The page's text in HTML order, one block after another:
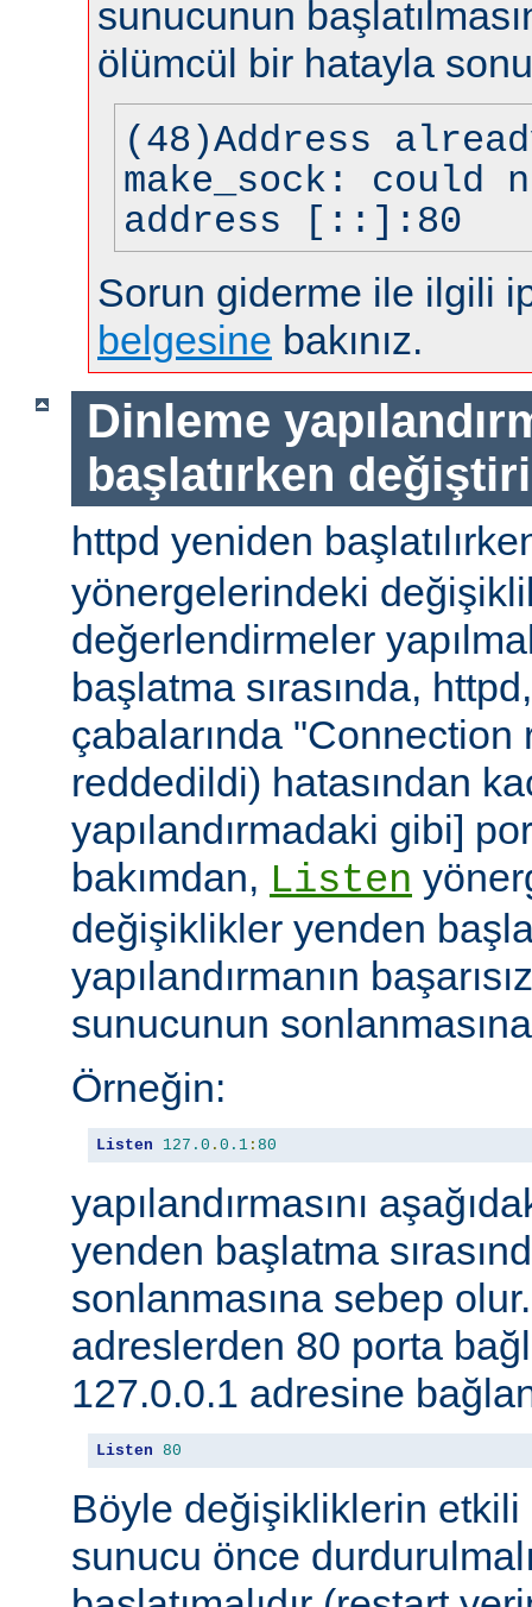
sunucunun
ölümcül bir hatayla
(48)Address
make_sock: could
address [::]:80
Sorun giderme ile ilgili
belgesine bakınız.
Dinleme
başlatırken
httpd yeniden
yönergelerindeki
değerlendirmeler
başlatma sırasında,
çabalarında "Connection
reddedildi) hatasından
yapılandırmadaki gibi]
bakımdan, Listen
değişiklikler yenden
yapılandırmanın
sunucunun
Örneğin:
Listen 127.0 . 0.1 : 80
yapılandırmasını
yenden başlatma
sonlanmasına sebep
adreslerden 80 porta
127.0.0.1 adresine
Listen 80
Böyle değişikliklerin
sunucu önce